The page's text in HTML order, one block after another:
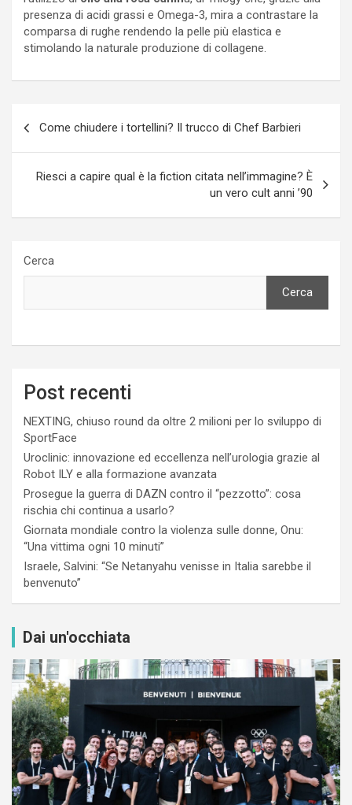
presenza di acidi grassi e Omega-3, mira a contrastare la
comparsa di rughe rendendo la pelle più elastica e
stimolando la naturale produzione di collagene.
Come chiudere i tortellini? Il trucco di Chef Barbieri
Riesci a capire qual è la fiction citata nell’immagine? È
un vero cult anni ’90
Cerca
Cerca
Post recenti
NEXTING, chiuso round da oltre 2 milioni per lo sviluppo di
SportFace
Uroclinic: innovazione ed eccellenza nell’urologia grazie al
Robot ILY e alla formazione avanzata
Prosegue la guerra di DAZN contro il “pezzotto”: cosa
rischia chi continua a usarlo?
Giornata mondiale contro la violenza sulle donne, Onu:
“Una vittima ogni 10 minuti”
Israele, Salvini: “Se Netanyahu venisse in Italia sarebbe il
benvenuto”
Dai un'occhiata